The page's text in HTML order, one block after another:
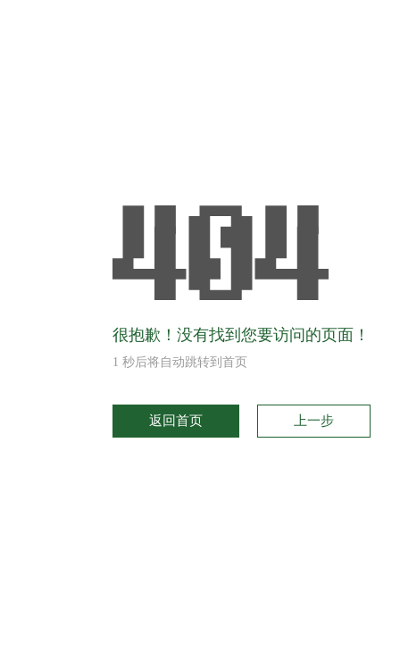
很抱歉！没有找到您要访问的页面！
1 秒后将自动跳转到首页
返回首页 上一步